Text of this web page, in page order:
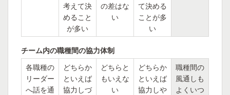
考えて決
めること
が多い
の差はな
い
て決める
ことが多
い
チーム内の職種間の協力体制
各職種の
リーダー
へ話を通
どちらか
といえば
協力しづ
どちらと
もいえな
い
どちらか
といえば
協力しや
職種間の
風通しも
よくいつ